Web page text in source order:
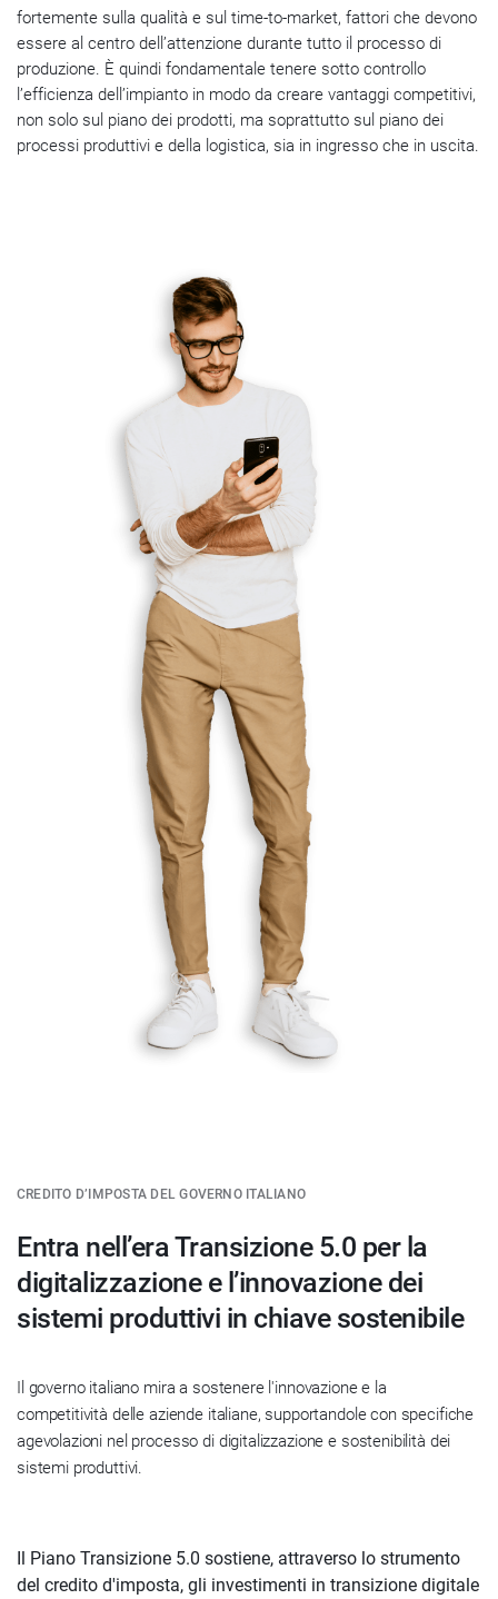
fortemente sulla qualità e sul time-to-market, fattori che devono
essere al centro dell’attenzione durante tutto il processo di
produzione. È quindi fondamentale tenere sotto controllo
l’efficienza dell’impianto in modo da creare vantaggi competitivi,
non solo sul piano dei prodotti, ma soprattutto sul piano dei
processi produttivi e della logistica, sia in ingresso che in uscita.
CREDITO D’IMPOSTA DEL GOVERNO ITALIANO
Entra nell’era Transizione 5.0 per la
digitalizzazione e l’innovazione dei
sistemi produttivi in chiave sostenibile
Il governo italiano mira a sostenere l'innovazione e la
competitività delle aziende italiane, supportandole con specifiche
agevolazioni nel processo di digitalizzazione e sostenibilità dei
sistemi produttivi.
Il Piano Transizione 5.0 sostiene, attraverso lo strumento
del credito d'imposta, gli investimenti in transizione digitale